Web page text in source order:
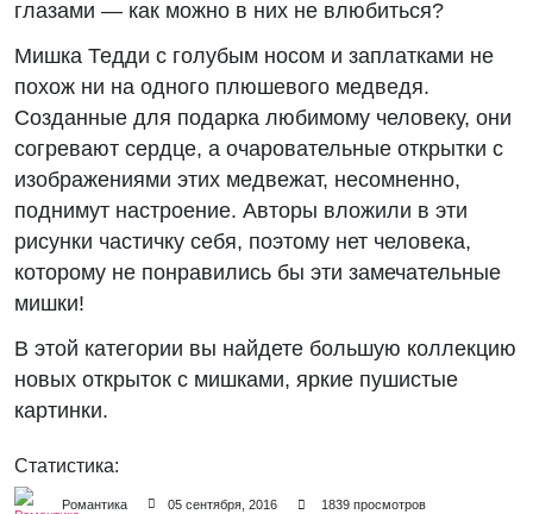
глазами — как можно в них не влюбиться?
Мишка Тедди с голубым носом и заплатками не
похож ни на одного плюшевого медведя.
Созданные для подарка любимому человеку, они
согревают сердце, а очаровательные открытки с
изображениями этих медвежат, несомненно,
поднимут настроение. Авторы вложили в эти
рисунки частичку себя, поэтому нет человека,
которому не понравились бы эти замечательные
мишки!
В этой категории вы найдете большую коллекцию
новых открыток с мишками, яркие пушистые
картинки.
Статистика:
Романтика 05 сентября, 2016 1839 просмотров